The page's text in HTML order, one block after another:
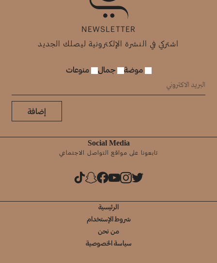
NEWSLETTER
اشتركي في النشرة الإلكترونية ليصلك الجديد
موضة جمال منوعات
إضافة
Social Media
تابعونا على مواقع التواصل الاجتماعي
الرئيسية
شروط الإستخدام
من نحن
سياسة الخصوصية